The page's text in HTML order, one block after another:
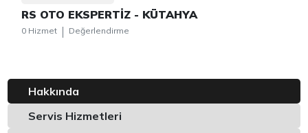
RS OTO EKSPERTİZ - KÜTAHYA
0 Hizmet Değerlendirme
Hakkında
Servis Hizmetleri